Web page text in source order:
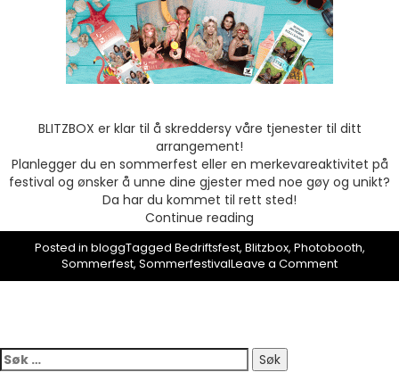
BLITZBOX er klar til å skreddersy våre tjenester til ditt
arrangement!
Planlegger du en sommerfest eller en merkevareaktivitet på
festival og ønsker å unne dine gjester med noe gøy og unikt?
Da har du kommet til rett sted!
Continue reading
MED
BLITZBOX»
Posted in bloggTagged Bedriftsfest, Blitzbox, Photobooth,
Sommerfest, SommerfestivalLeave a Commenton
Søk
etter: